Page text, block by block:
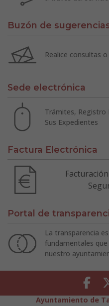
Buzón de
Realice consultas
Sede electrónica
Trámites, Registro
Sus Expedientes
Factura Electrónica
Portal de
La transparencia
fundamentales
nuestro
Ayuntamiento de